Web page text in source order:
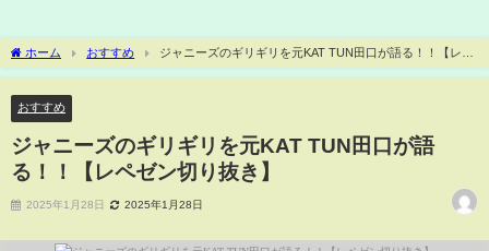
ホーム おすすめ
ジャニーズのギリギリを元KAT TUN田口が語る！！【レペ
ゼン切り抜き】
おすすめ
ジャニーズのギリギリを元KAT TUN田口が語
る！！【レペゼン切り抜き】
2025年1月28日 2025年1月28日